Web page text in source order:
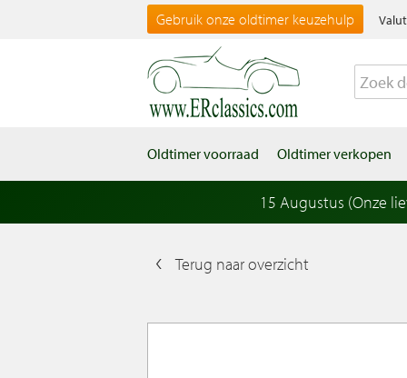
Gebruik onze oldtimer keuzehulp
Oldtimer voorraad Oldtimer verkopen
15 Augustus (Onze
Terug naar overzicht